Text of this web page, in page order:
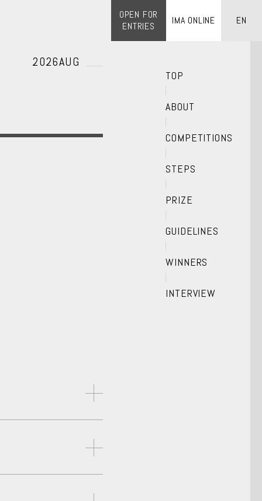
OPEN FOR
ENTRIES
EN
TOP
ABOUT
COMPETITIONS
STEPS
PRIZE
GUIDELINES
WINNERS
INTERVIEW
IMA ONLINE
2026AUG